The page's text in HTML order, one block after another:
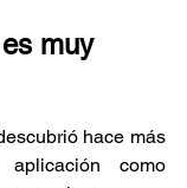
muy
hace más
como